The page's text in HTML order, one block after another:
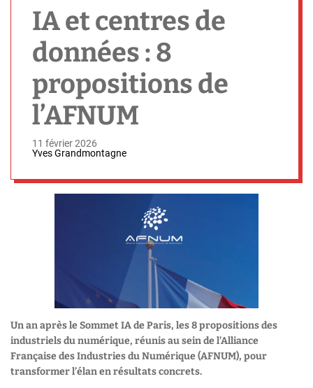
IA et centres de
données : 8
propositions de
l’AFNUM
11 février 2026
Yves Grandmontagne
Un an après le Sommet IA de Paris, les 8 propositions des
industriels du numérique, réunis au sein de l’Alliance
Française des Industries du Numérique (AFNUM), pour
transformer l’élan en résultats concrets.